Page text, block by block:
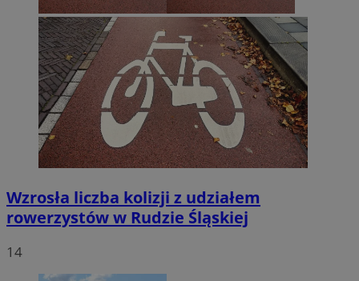
Wzrosła liczba kolizji z udziałem
rowerzystów w Rudzie Śląskiej
14